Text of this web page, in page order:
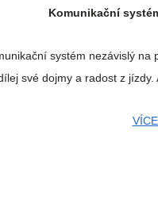
Komunikační
systém nezávislý na
své dojmy a radost z jízdy.